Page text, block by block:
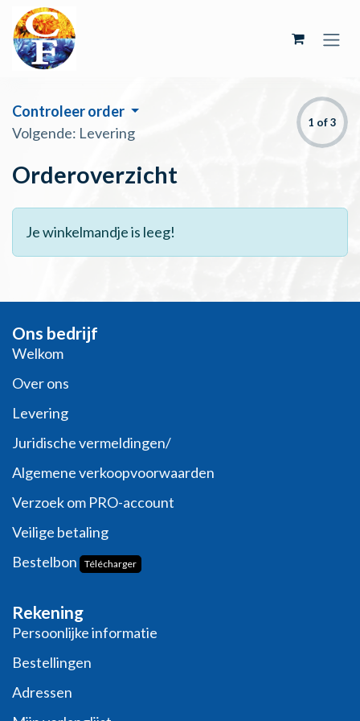
Overslaan naar inhoud
Controleer order
Volgende: Levering
1 of 3
Orderoverzicht
Je winkelmandje is leeg!
Ons bedrijf
Welkom
Over ons
Levering
Juridische vermeldingen/
Algemene verkoopvoorwaarden
Verzoek om PRO-account
Veilige betaling
Bestelbon
Télécharger
Rekening
Persoonlijke informatie
Bestellingen
Adressen